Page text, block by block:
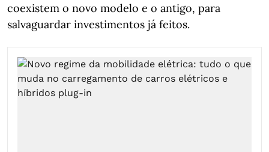
coexistem o novo modelo e o antigo, para
salvaguardar investimentos já feitos.